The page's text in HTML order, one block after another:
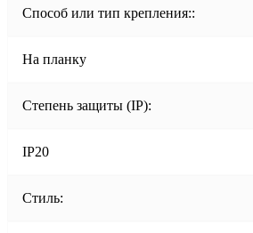
Способ или тип крепления::
На планку
Степень защиты (IP):
IP20
Стиль: